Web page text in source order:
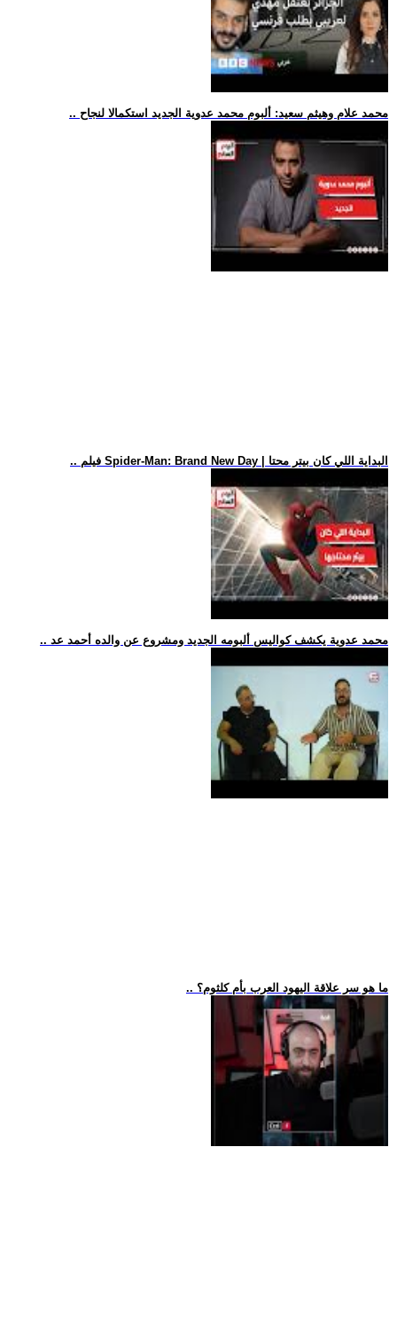
.. محمد علام وهيثم سعيد: ألبوم محمد عدوية الجديد استكمالا لنجاح
.. فيلم Spider-Man: Brand New Day | البداية اللي كان بيتر محتا
.. محمد عدوية يكشف كواليس ألبومه الجديد ومشروع عن والده أحمد عد
.. ما هو سر علاقة اليهود العرب بأم كلثوم؟